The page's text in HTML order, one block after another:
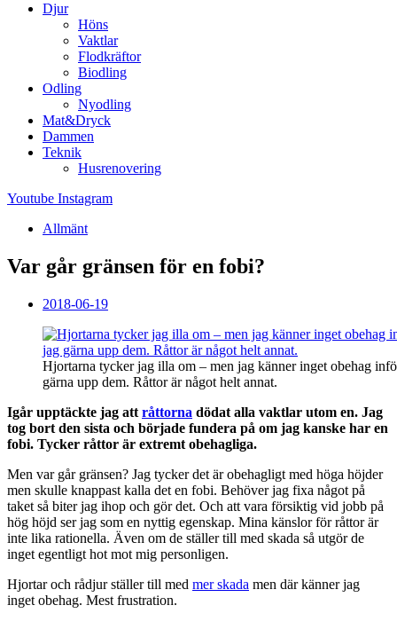
Djur
Höns
Vaktlar
Flodkräftor
Biodling
Odling
Nyodling
Mat&Dryck
Dammen
Teknik
Husrenovering
Youtube Instagram
Allmänt
Var går gränsen för en fobi?
2018-06-19
Hjortarna tycker jag illa om – men jag känner inget obehag
gärna upp dem. Råttor är något helt annat.
Igår upptäckte jag att råttorna dödat alla vaktlar utom en. Jag
tog bort den sista och började fundera på om jag kanske har en
fobi. Tycker råttor är extremt obehagliga.
Men var går gränsen? Jag tycker det är obehagligt med höga höjder
men skulle knappast kalla det en fobi. Behöver jag fixa något på
taket så biter jag ihop och gör det. Och att vara försiktig vid jobb på
hög höjd ser jag som en nyttig egenskap. Mina känslor för råttor är
inte lika rationella. Även om de ställer till med skada så utgör de
inget egentligt hot mot mig personligen.
Hjortar och rådjur ställer till med mer skada men där känner jag
inget obehag. Mest frustration.